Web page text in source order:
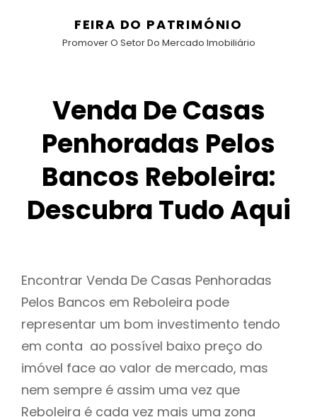
FEIRA DO PATRIMÓNIO
Promover O Setor Do Mercado Imobiliário
Venda De Casas
Penhoradas Pelos
Bancos Reboleira:
Descubra Tudo Aqui
Encontrar Venda De Casas Penhoradas
Pelos Bancos em Reboleira pode
representar um bom investimento tendo
em conta ao possível baixo preço do
imóvel face ao valor de mercado, mas
nem sempre é assim uma vez que
Reboleira é cada vez mais uma zona